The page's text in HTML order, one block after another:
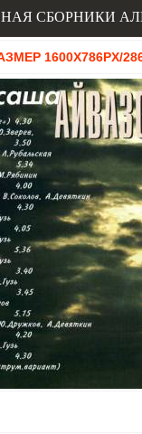
СБОРНИКИ
1600X786PX/